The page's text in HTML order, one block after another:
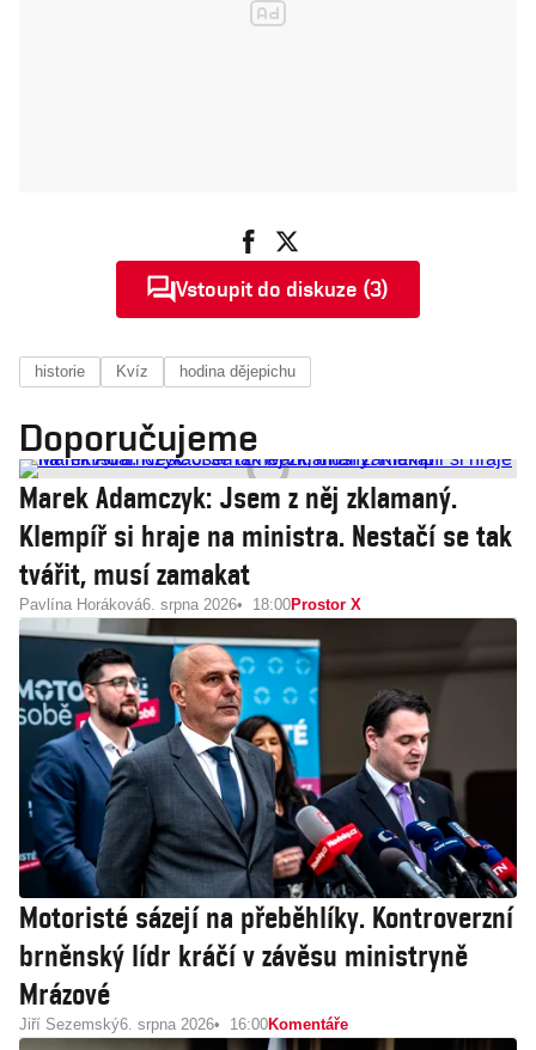
Vstoupit do diskuze (3)
historie Kvíz hodina dějepichu
Doporučujeme
Marek Adamczyk: Jsem z něj zklamaný.
Klempíř si hraje na ministra. Nestačí se tak
tvářit, musí zamakat
Pavlína Horáková6. srpna 2026 18:00Prostor X
Motoristé sázejí na přeběhlíky. Kontroverzní
brněnský lídr kráčí v závěsu ministryně
Mrázové
Jiří Sezemský6. srpna 2026 16:00Komentáře